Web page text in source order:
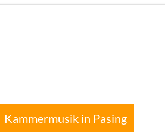
Kammermusik in Pasing